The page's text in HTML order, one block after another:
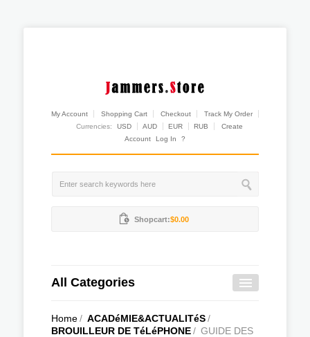
My Account Shopping Cart Checkout
Track My Order
Currencies:
USD AUD EUR RUB
Create
Account
Log In ?
Shopcart:$0.00
All Categories
Home/ ACADéMIE&ACTUALITéS/
BROUILLEUR DE TéLéPHONE/ GUIDE DES